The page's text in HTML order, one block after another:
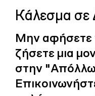
Κάλεσμα σε
Μην αφήσετε
ζήσετε μια
στην